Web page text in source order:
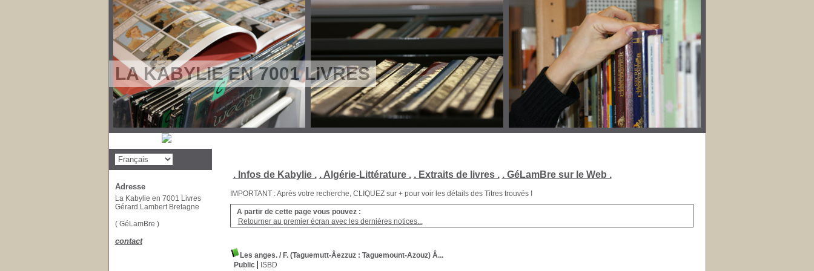
LA KABYLIE EN 7001 LIVRES
. Infos de Kabylie . . Algérie-Littérature . . Extraits de livres . . GéLamBre sur le Web .
IMPORTANT : Après votre recherche, CLIQUEZ sur + pour voir les détails des Titres trouvés !
A partir de cette page vous pouvez :
Retourner au premier écran avec les dernières notices...
Les anges./ F. (Taguemutt-Âezzuz : Taguemount-Azouz) Â...
Public
ISBD
Adresse
La Kabylie en 7001 Livres
Gérard Lambert Bretagne
( GéLamBre )
contact